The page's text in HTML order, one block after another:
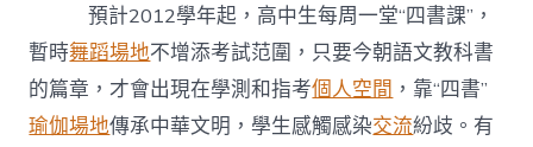
預計2012學年起，高中生每周一堂“四書課”，
暫時舞蹈場地不增添考試范圍，只要今朝語文教科書
的篇章，才會出現在學測和指考個人空間 ，靠“四書”
瑜伽場地傳承中華文明，學生感觸感染交流紛歧。有